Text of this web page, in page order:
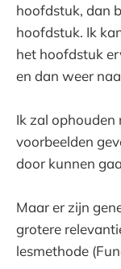
hoofdstuk, dan
hoofdstuk. Ik
het hoofdstuk
en dan weer
Ik zal ophouden
voorbeelden
door kunnen
Maar er zijn
grotere
lesmethode